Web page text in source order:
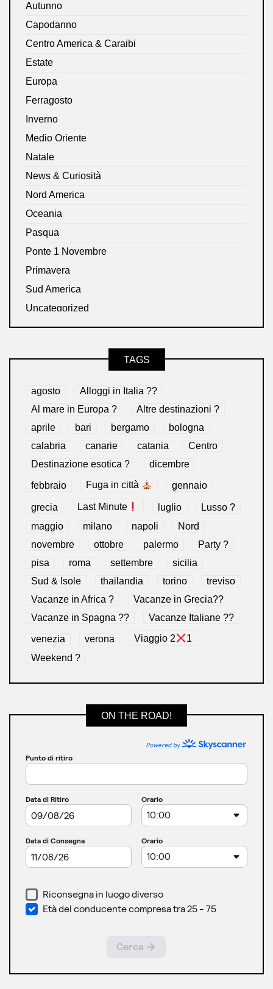
Autunno
Capodanno
Centro America & Caraibi
Estate
Europa
Ferragosto
Inverno
Medio Oriente
Natale
News & Curiosità
Nord America
Oceania
Pasqua
Ponte 1 Novembre
Primavera
Sud America
Uncategorized
TAGS
agosto
Alloggi in Italia ??
Al mare in Europa ?️
Altre destinazioni ?
aprile
bari bergamo
bologna
calabria
canarie catania
Centro
Destinazione esotica ?
dicembre
febbraio Fuga in città gennaio
grecia Last Minute luglio
Lusso ?
maggio
milano napoli
Nord
novembre
ottobre palermo
Party ?
pisa
roma settembre
sicilia
Sud & Isole
thailandia torino
treviso
Vacanze in Africa ?
Vacanze in Grecia??
Vacanze in Spagna ??
Vacanze Italiane ??
venezia verona Viaggio 2
1
Weekend ?
ON THE ROAD!